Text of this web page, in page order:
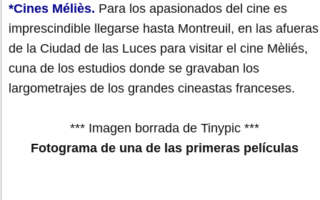
*Cines Méliès. Para los apasionados del cine es
imprescindible llegarse hasta Montreuil, en las afueras
de la Ciudad de las Luces para visitar el cine Mèliés,
cuna de los estudios donde se gravaban los
largometrajes de los grandes cineastas franceses.
*** Imagen borrada de Tinypic ***
Fotograma de una de las primeras películas